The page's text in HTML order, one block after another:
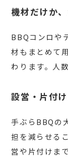
機材だけか
BBQコンロや
材もまとめて
わります。人
設営・片付
手ぶらBBQの
担を減らせる
営や片付けま